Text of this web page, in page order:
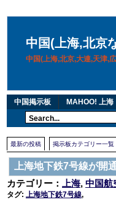
中国(上海,北京
中国(上海,北京,大連,天津,
中国掲示板 MAHOO! 上海
最新の投稿 掲示板カテゴリー一覧
上海地下鉄7号線が開
カテゴリー：
上海, 中国航
タグ: 上海地下鉄7号線,